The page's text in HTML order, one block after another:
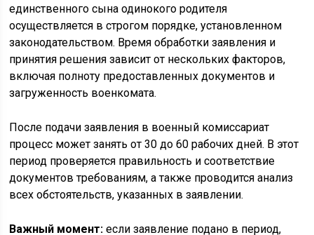
единственного сына одинокого родителя
осуществляется в строгом порядке, установленном
законодательством. Время обработки заявления и
принятия решения зависит от нескольких факторов,
включая полноту предоставленных документов и
загруженность военкомата.
После подачи заявления в военный комиссариат
процесс может занять от 30 до 60 рабочих дней. В этот
период проверяется правильность и соответствие
документов требованиям, а также проводится анализ
всех обстоятельств, указанных в заявлении.
Важный момент: если заявление подано в период,